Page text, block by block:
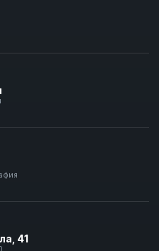
41